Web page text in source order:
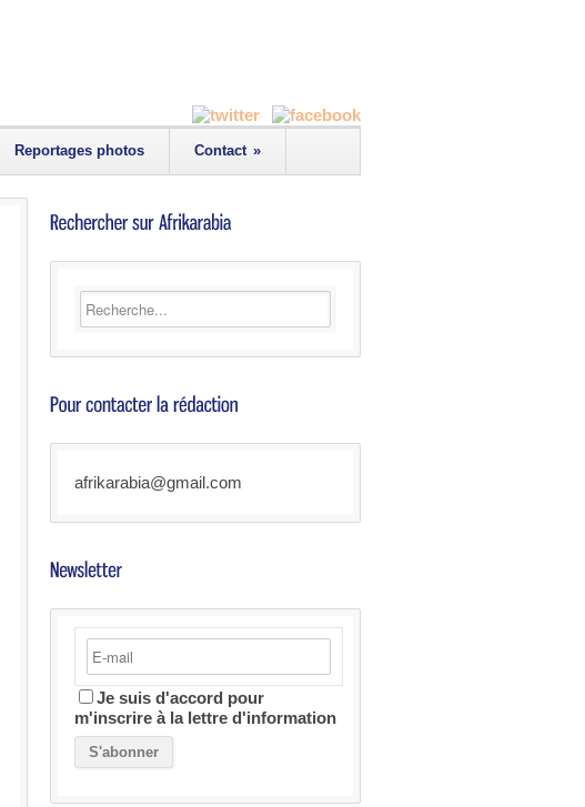
Reportages photos Contact »
afrikarabia@gmail.com
Je suis d'accord pour
m'inscrire à la lettre d'information